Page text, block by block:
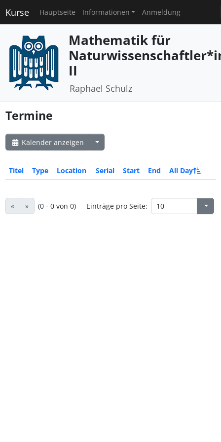
Kurse Hauptseite Informationen Anmeldung
Mathematik für
II
Raphael Schulz
Termine
Kalender anzeigen
Titel Type Location Serial Start End All Day
« » (0 - 0 von 0) Einträge pro Seite: